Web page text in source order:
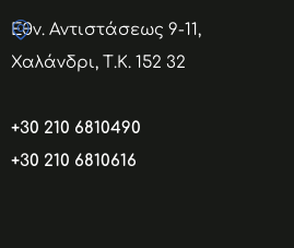
Εθν. Αντιστάσεως 9-11,
Χαλάνδρι, Τ.Κ. 152 32
+30 210 6810490
+30 210 6810616